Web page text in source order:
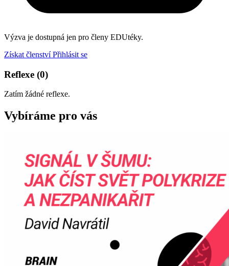
Výzva je dostupná jen pro členy EDUtéky.
Získat členstvíPřihlásit se
Reflexe (0)
Zatím žádné reflexe.
Vybíráme pro vás